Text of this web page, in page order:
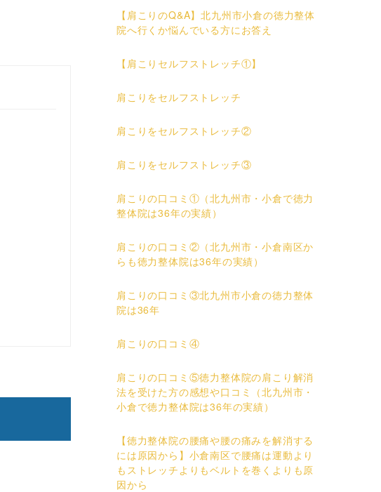
【肩こりのQ&A】北九州市小倉の徳力整体
院へ行くか悩んでいる方にお答え
【肩こりセルフストレッチ①】
肩こりをセルフストレッチ
肩こりをセルフストレッチ②
肩こりをセルフストレッチ③
肩こりの口コミ①（北九州市・小倉で徳力
整体院は36年の実績）
肩こりの口コミ②（北九州市・小倉南区か
らも徳力整体院は36年の実績）
肩こりの口コミ③北九州市小倉の徳力整体
院は36年
肩こりの口コミ④
肩こりの口コミ⑤徳力整体院の肩こり解消
法を受けた方の感想や口コミ（北九州市・
小倉で徳力整体院は36年の実績）
【徳力整体院の腰痛や腰の痛みを解消する
には原因から】小倉南区で腰痛は運動より
もストレッチよりもベルトを巻くよりも原
因から